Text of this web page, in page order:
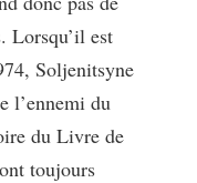
Lorsqu’il est
Soljenitsyne
l’ennemi du
du Livre de
toujours